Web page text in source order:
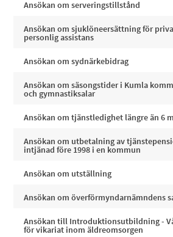
Ansökan om serveringstillstånd
Ansökan om sjuklöneersättning för
personlig assistans
Ansökan om sydnärkebidrag
Ansökan om säsongstider i Kumla
och gymnastiksalar
Ansökan om tjänstledighet längre än 6
Ansökan om utbetalning av
intjänad före 1998 i en kommun
Ansökan om utställning
Ansökan om överförmyndarnämndens
Ansökan till Introduktionsutbildning -
för vikariat inom äldreomsorgen